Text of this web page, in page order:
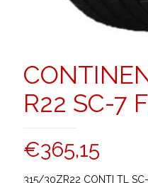
R22 SC-7
€365,15
315/30ZR22 CONTI TL